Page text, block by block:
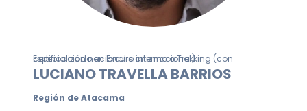
Especializado en Excursionismo o Trekking (con certificación nacional o internacional)
LUCIANO TRAVELLA BARRIOS
Región de Atacama